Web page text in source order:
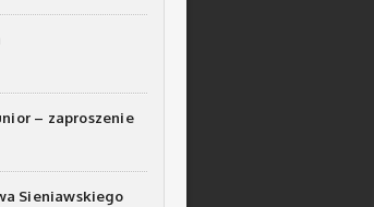
– zaproszenie
Sieniawskiego